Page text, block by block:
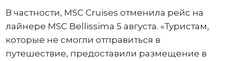
В частности, MSC Cruises отменила рейс на
лайнере MSC Bellissima 5 августа. «Туристам,
которые не смогли отправиться в
путешествие, предоставили размещение в